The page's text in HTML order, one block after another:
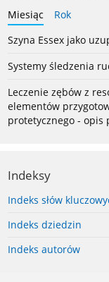
Miesiąc
Rok
Szyna Essex jako
Systemy śledzenia
Leczenie zębów z
elementów
protetycznego - opis
Indeksy
Indeks słów
Indeks dziedzin
Indeks autorów